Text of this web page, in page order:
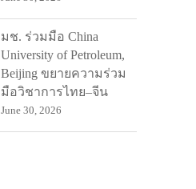
มช. ร่วมมือ China
University of Petroleum,
Beijing ขยายความร่วม
มือวิชาการไทย–จีน
June 30, 2026